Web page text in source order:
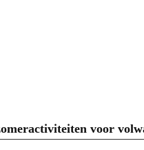
voor